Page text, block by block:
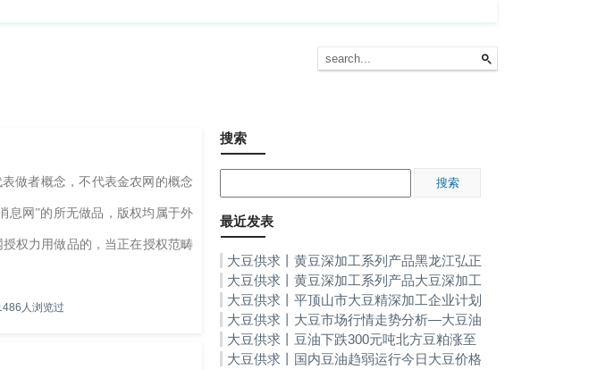
做者概念，不代表金农网的概念
网”的所无做品，版权均属于外
权力用做品的，当正在授权范畴
人浏览过
搜索
最近发表
大豆供求丨黄豆深加工系列产品黑龙江弘正
大豆18万吨深加工项目在大庆银浪经开区奠
基
大豆供求丨黄豆深加工系列产品大豆深加工
头部企业嘉华股份今日登陆沪市主板
大豆供求丨平顶山市大豆精深加工企业计划
新上5个项目黄豆深加工系列产品
大豆供求丨大豆市场行情走势分析—大豆油
价格走势
大豆供求丨豆油下跌300元吨北方豆粕涨至
3000元吨-大豆油价格走势
大豆供求丨国内豆油趋弱运行今日大豆价格